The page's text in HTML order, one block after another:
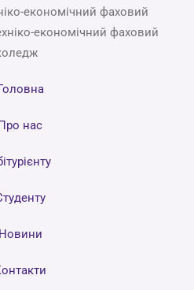
економічний фаховий
економічний фаховий
нас
Новини